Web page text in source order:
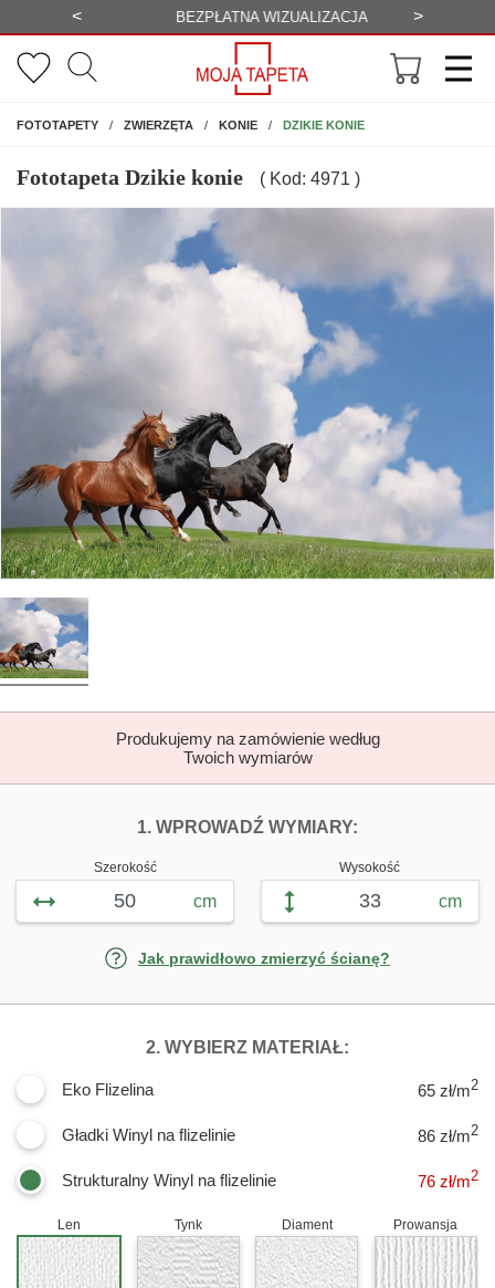
< BEZPŁATNA WIZUALIZACJA >
FOTOTAPETYNA ŚCIANĘ
ZWIERZĘTA KONIE DZIKIE KONIE
Fototapeta Dzikie konie ( Kod: 4971 )
Produkujemy na zamówienie według
Twoich wymiarów
1. WPROWADŹ WYMIARY:
Szerokość
cm
Wysokość
cm
Jak prawidłowo zmierzyć ścianę?
2. WYBIERZ MATERIAŁ:
Eko Flizelina 65 zł/m2
Gładki Winyl na flizelinie 86 zł/m2
Strukturalny Winyl na flizelinie 76 zł/m2
Len Tynk Diament Prowansja